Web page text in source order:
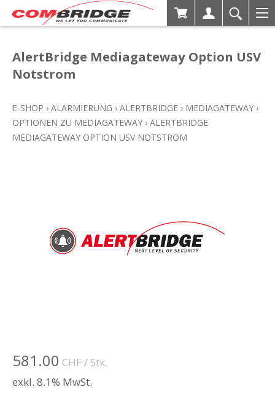
AlertBridge Mediagateway Option USV
Notstrom
E-SHOP › ALARMIERUNG › ALERTBRIDGE › MEDIAGATEWAY ›
OPTIONEN ZU MEDIAGATEWAY › ALERTBRIDGE
MEDIAGATEWAY OPTION USV NOTSTROM
581.00 CHF/ Stk.
exkl. 8.1% MwSt.